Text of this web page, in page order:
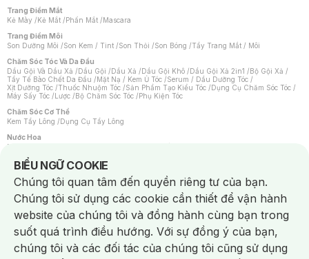
Trang Điểm Mắt
Kẻ Mày /Kẻ Mắt /Phấn Mắt /Mascara
Trang Điểm Môi
Son Dưỡng Môi /Son Kem / Tint /Son Thỏi /Son Bóng /Tẩy Trang Mắt / Môi
Chăm Sóc Tóc Và Da Đầu
Dầu Gội Và Dầu Xả /Dầu Gội /Dầu Xả /Dầu Gội Khô /Dầu Gội Xả 2in1 /Bộ Gội Xả /
Tẩy Tế Bào Chết Da Đầu /Mặt Nạ / Kem Ủ Tóc /Serum / Dầu Dưỡng Tóc /
Xịt Dưỡng Tóc /Thuốc Nhuộm Tóc /Sản Phẩm Tạo Kiểu Tóc /Dụng Cụ Chăm Sóc Tóc /
Máy Sấy Tóc /Lược /Bộ Chăm Sóc Tóc /Phụ Kiện Tóc
Chăm Sóc Cơ Thể
Kem Tẩy Lông /Dụng Cụ Tẩy Lông
Nước Hoa
Nước Hoa Nữ
Chăm Sóc Cá Nhân
Chống Muỗi /Khẩu Trang /Máy Massage/Mặt Nạ Xông Hơi /Nước Rửa Tay/
Sản Phẩm Chăm Sóc Khác /Bàn Chải Đánh Răng /Bàn Chải Điện/
Hỗ Trợ Trắng Răng/Kem Đánh Răng /Máy Tăm Nước/ Nước Súc Miệng/
Tăm / Chỉ Nha Khoa/ Xịt Thơm Miệng / Dung Dịch Vệ Sinh/Dưỡng Vùng Kín/
Khăn Ướt Vệ Sinh Vùng Kín/Băng Vệ Sinh/Tampon/Bọt Cạo Râu /Dao Cạo Râu/
Máy Cạo Râu
Vấn Đề Về Da
Da Dầu / Lỗ Chân Lông To/ Da Khô / Mất Nước/ Da Lão Hóa/ Da Mụn/
Da Nhạy Cảm / Kích Ứng
Da Xỉn Màu Thâm / Nám / Tàn Nhang
BIỂU NGỮ COOKIE
Notice about cookies usage
Chúng tôi quan tâm đến quyền riêng tư của bạn.
Chúng tôi sử dụng các cookie cần thiết để vận hành
website của chúng tôi và đồng hành cùng bạn trong
suốt quá trình điều hướng. Với sự đồng ý của bạn,
chúng tôi và các đối tác của chúng tôi cũng sử dụng